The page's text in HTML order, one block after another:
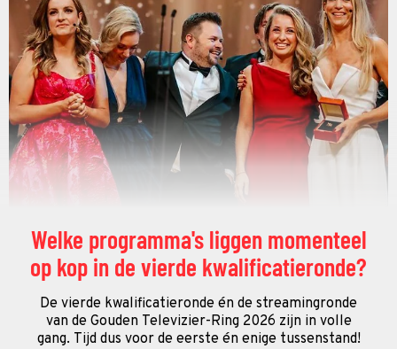
Welke programma's liggen momenteel
op kop in de vierde kwalificatieronde?
De vierde kwalificatieronde én de streamingronde
van de Gouden Televizier-Ring 2026 zijn in volle
gang. Tijd dus voor de eerste én enige tussenstand!